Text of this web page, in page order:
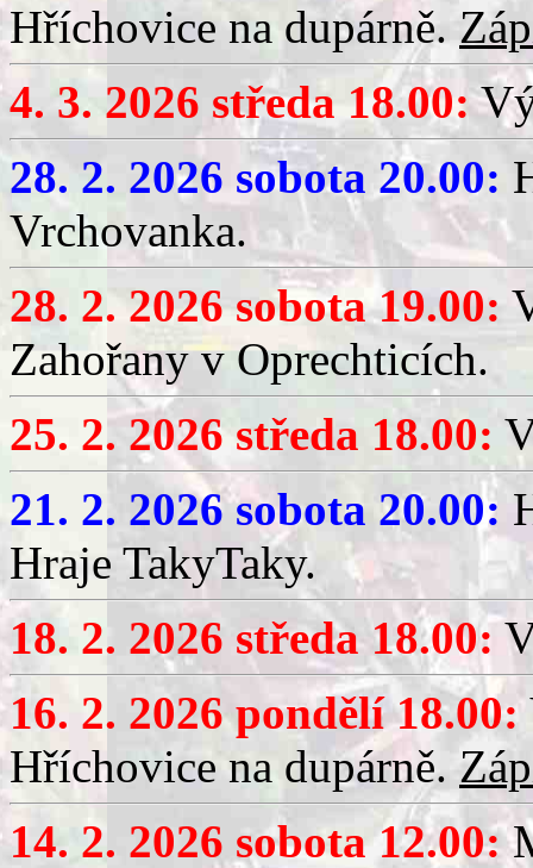
Hříchovice na dupárně.
4. 3. 2026 středa 18.00:
28. 2. 2026 sobota 20.00:
Vrchovanka.
28. 2. 2026 sobota 19.00:
Zahořany v Oprechticích.
25. 2. 2026 středa 18.00:
21. 2. 2026 sobota 20.00:
Hraje TakyTaky.
18. 2. 2026 středa 18.00:
16. 2. 2026 pondělí 18.00:
Hříchovice na dupárně.
14. 2. 2026 sobota 12.00: